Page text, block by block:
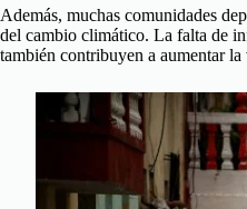
Además, muchas comunidades
del cambio climático. La falta de
también contribuyen a aumentar